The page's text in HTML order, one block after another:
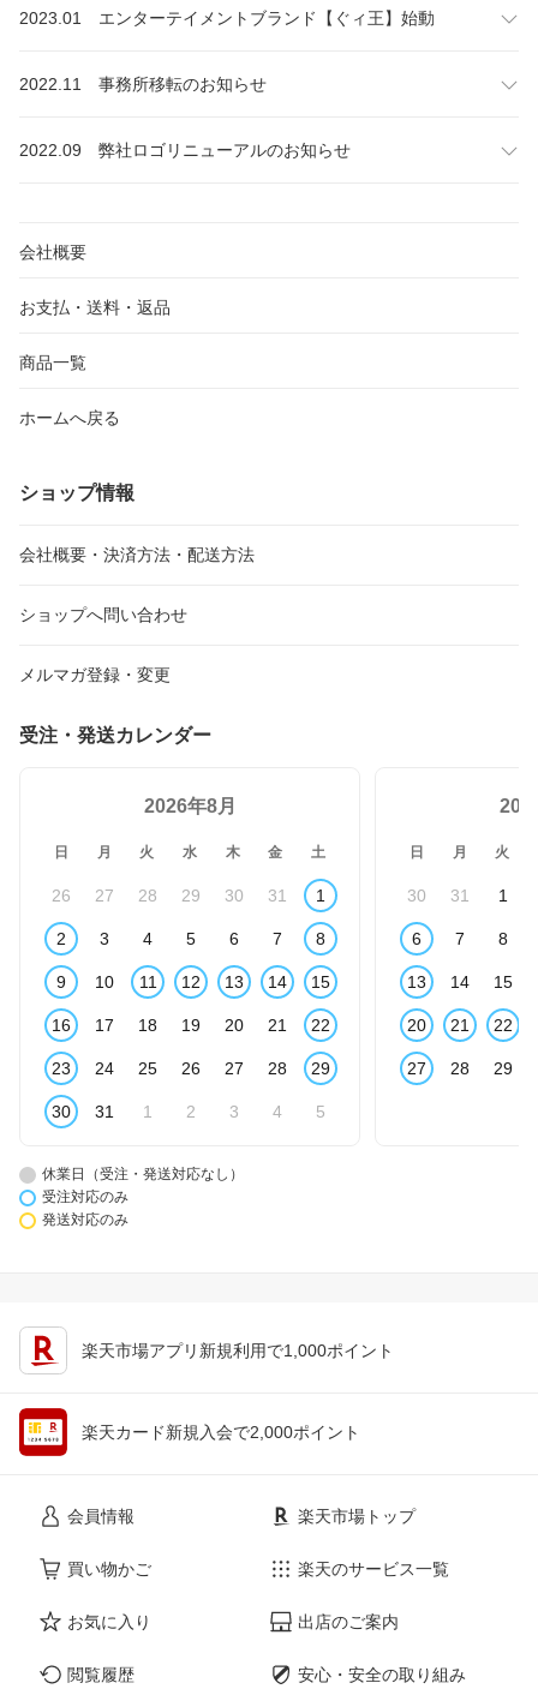
2023.01 エンターテイメントブランド【ぐィ王】始動
2022.11 事務所移転のお知らせ
2022.09 弊社ロゴリニューアルのお知らせ
会社概要
お支払・送料・返品
商品一覧
ホームへ戻る
ショップ情報
会社概要・決済方法・配送方法
ショップへ問い合わせ
メルマガ登録・変更
受注・発送カレンダー
2026年8月
日 月 火 水 木 金 土
26 27 28 29 30 31 1
2 3 4 5 6 7 8
9 10 11 12 13 14 15
16 17 18 19 20 21 22
23 24 25 26 27 28 29
30 31 1 2 3 4 5
日 月 火
30 31 1
6 7 8
13 14 15
20 21 22
27 28 29
休業日（受注・発送対応なし）
受注対応のみ
発送対応のみ
楽天市場アプリ新規利用で1,000ポイント
楽天カード新規入会で2,000ポイント
会員情報
買い物かご
お気に入り
閲覧履歴
楽天市場トップ
楽天のサービス一覧
出店のご案内
安心・安全の取り組み